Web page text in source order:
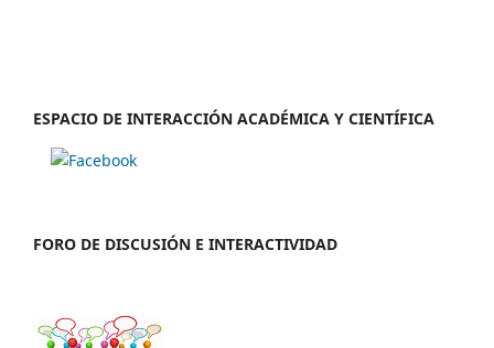
ESPACIO DE INTERACCIÓN ACADÉMICA Y CIENTÍFICA
FORO DE DISCUSIÓN E INTERACTIVIDAD